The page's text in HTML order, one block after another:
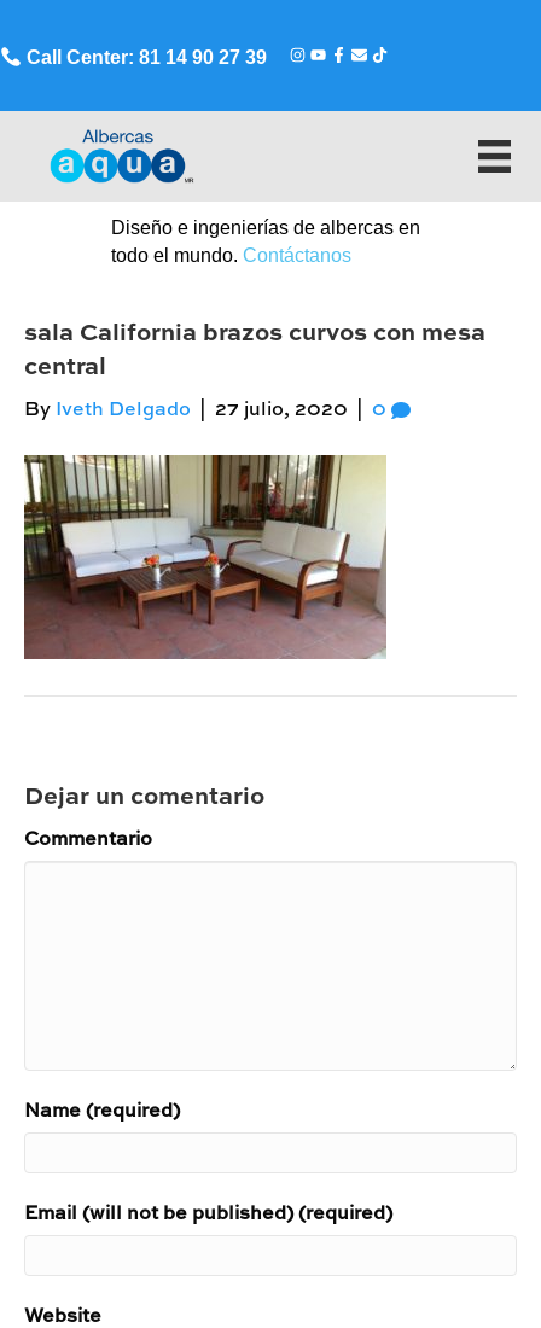
Call Center: 81 14 90 27 39
Diseño e ingenierías de albercas en
todo el mundo. Contáctanos
sala California brazos curvos con mesa
central
By Iveth Delgado 27 julio, 2020 0
Dejar un comentario
Commentario
Name (required)
Email (will not be published) (required)
Website